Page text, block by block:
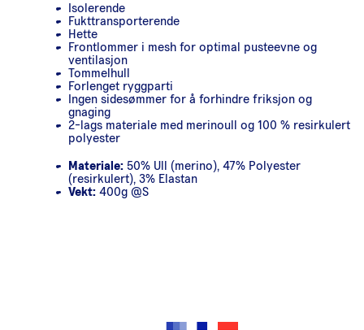
Isolerende
Fukttransporterende
Hette
Frontlommer i mesh for optimal pusteevne og
ventilasjon
Tommelhull
Forlenget ryggparti
Ingen sidesømmer for å forhindre friksjon og
gnaging
2-lags materiale med merinoull og 100 % resirkulert
polyester
Materiale: 50% Ull (merino), 47% Polyester
(resirkulert), 3% Elastan
Vekt: 400g @S